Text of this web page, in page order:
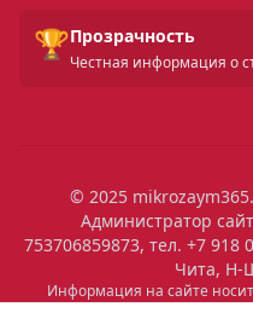
🏆Прозрачность
Честная информация о
© 2025
Администратор
753706859873, тел. +7 918
Чита, Н-
Информация на сайте